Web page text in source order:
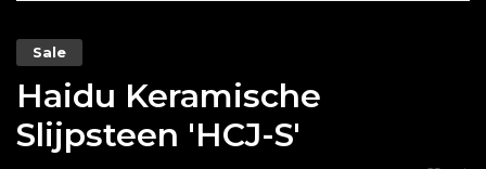
Sale
Haidu Keramische
Slijpsteen 'HCJ-S'